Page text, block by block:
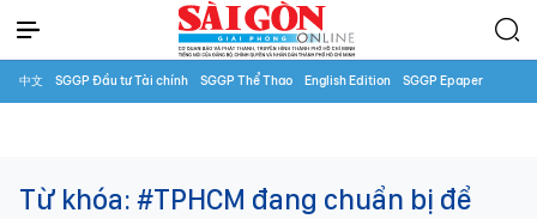
中文 SGGP Đầu tư Tài chính SGGP Thể Thao English Edition SGGP Epaper
Từ khóa: #TPHCM đang chuẩn bị để